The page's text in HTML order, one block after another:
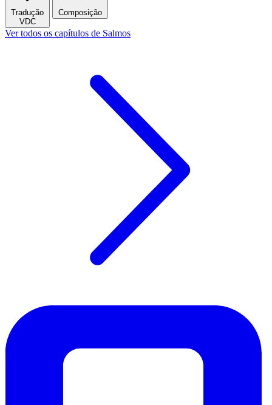
Tradução
VDC
Composição
Ver todos os capítulos de Salmos